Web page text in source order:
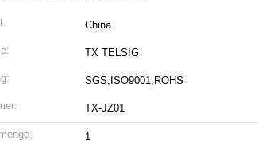
China
TX TELSIG
SGS,ISO9001,ROHS
TX-JZ01
1